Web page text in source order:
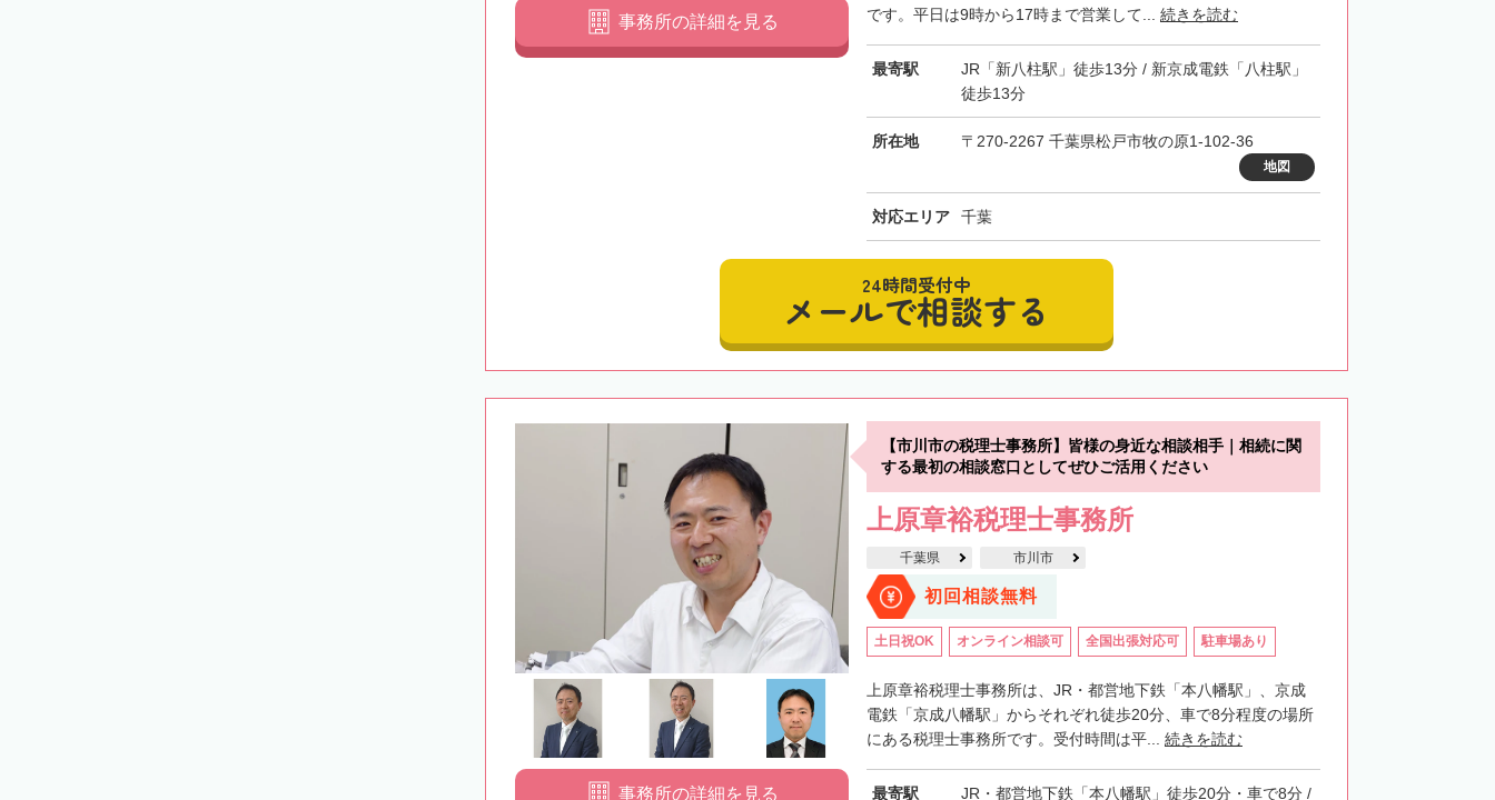
です。平日は9時から17時まで営業して... 続きを読む
最寄駅
JR「新八柱駅」徒歩13分 / 新京成電鉄「八柱駅」
徒歩13分
所在地 〒270-2267 千葉県松戸市牧の原1-102-36
地図
対応エリア 千葉
事務所の詳細を見る
24時間受付中
メールで相談する
【市川市の税理士事務所】皆様の身近な相談相手｜相続に関
する最初の相談窓口としてぜひご活用ください
上原章裕税理士事務所
千葉県 市川市
初回相談無料
土日祝OK オンライン相談可 全国出張対応可 駐車場あり
上原章裕税理士事務所は、JR・都営地下鉄「本八幡駅」、京成
電鉄「京成八幡駅」からそれぞれ徒歩20分、車で8分程度の場所
にある税理士事務所です。受付時間は平... 続きを読む
最寄駅 JR・都営地下鉄「本八幡駅」徒歩20分・車で8分 /
事務所の詳細を見る